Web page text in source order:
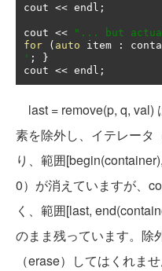
cout << endl ;
cout << "... but
for
( auto item :
' ;
}
cout << endl ;
last = remove(p, q, val)
素を除外し、イテレータ
り、範囲
0）が消えていますが、
く、範囲[last,
のまま残っています。除
（erase）してはくれま